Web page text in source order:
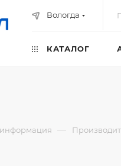
Вологда
КАТАЛОГ
—